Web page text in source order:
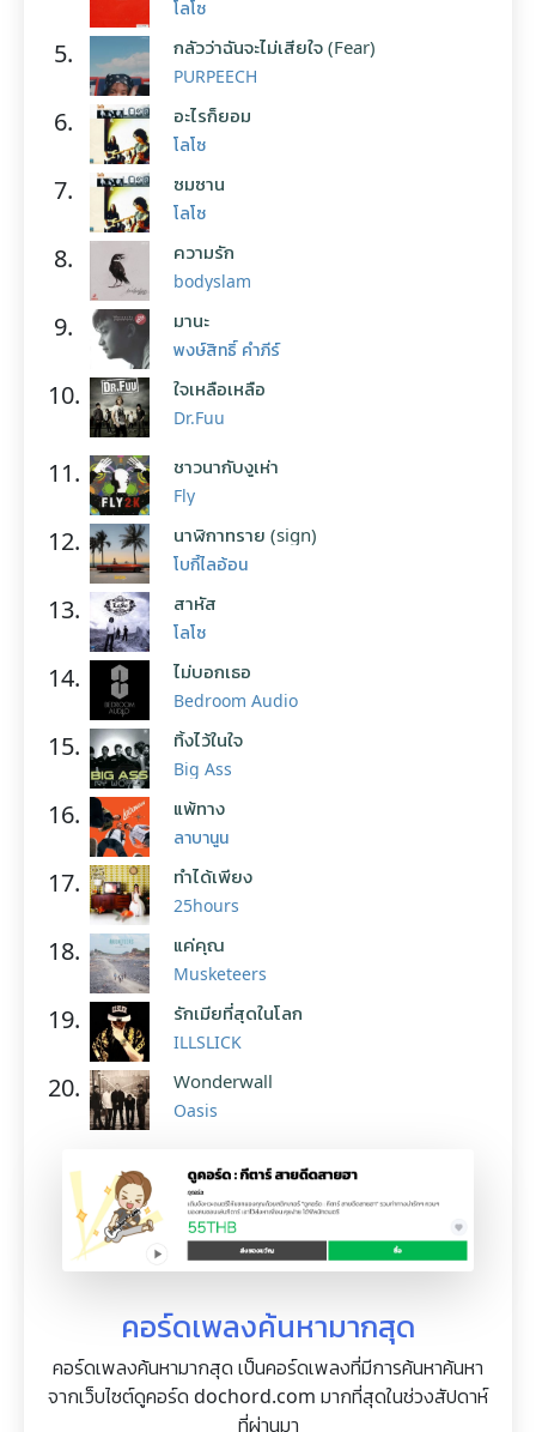
โลโซ
5. กลัวว่าฉันจะไม่เสียใจ (Fear)
PURPEECH
6. อะไรก็ยอม
โลโซ
7. ซมซาน
โลโซ
8. ความรัก
bodyslam
9. มานะ
พงษ์สิทธิ์ คำภีร์
10. ใจเหลือเหลือ
Dr.Fuu
11. ชาวนากับงูเห่า
Fly
12. นาฬิกาทราย (sign)
โบกี้ไลอ้อน
13. สาหัส
โลโซ
14. ไม่บอกเธอ
Bedroom Audio
15. ทิ้งไว้ในใจ
Big Ass
16. แพ้ทาง
ลาบานูน
17. ทำได้เพียง
25hours
18. แค่คุณ
Musketeers
19. รักเมียที่สุดในโลก
ILLSLICK
20. Wonderwall
Oasis
คอร์ดเพลงค้นหามากสุด
คอร์ดเพลงค้นหามากสุด เป็นคอร์ดเพลงที่มีการค้นหาค้นหา
จากเว็บไซต์ดูคอร์ด dochord.com มากที่สุดในช่วงสัปดาห์
ที่ผ่านมา